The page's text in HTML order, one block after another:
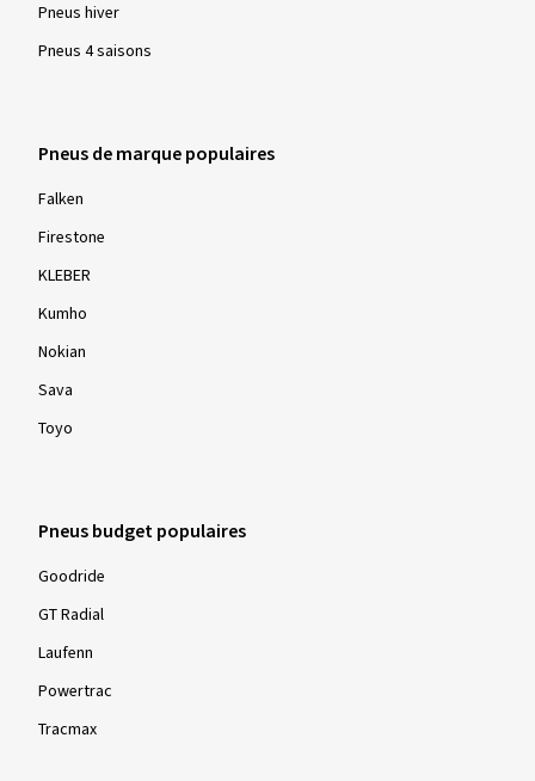
Pneus hiver
Pneus 4 saisons
Pneus de marque populaires
Falken
Firestone
KLEBER
Kumho
Nokian
Sava
Toyo
Pneus budget populaires
Goodride
GT Radial
Laufenn
Powertrac
Tracmax